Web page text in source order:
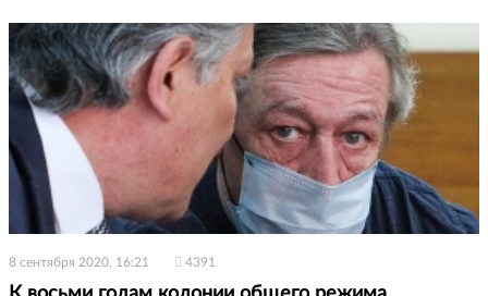
8 сентября 2020, 16:21 4391